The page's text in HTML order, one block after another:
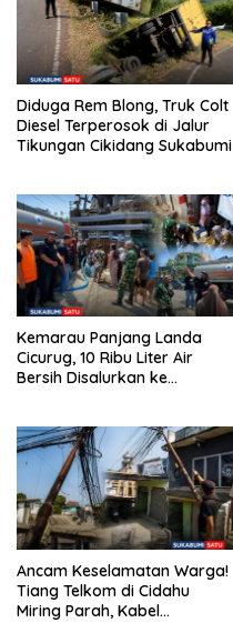
Diduga Rem Blong, Truk Colt
Diesel Terperosok di Jalur
Tikungan Cikidang Sukabumi
Kemarau Panjang Landa
Cicurug, 10 Ribu Liter Air
Bersih Disalurkan ke
Ancam Keselamatan Warga!
Tiang Telkom di Cidahu
Miring Parah, Kabel